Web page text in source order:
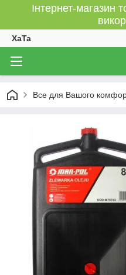
Інтернет-магазин
XaTa
Все для Вашого